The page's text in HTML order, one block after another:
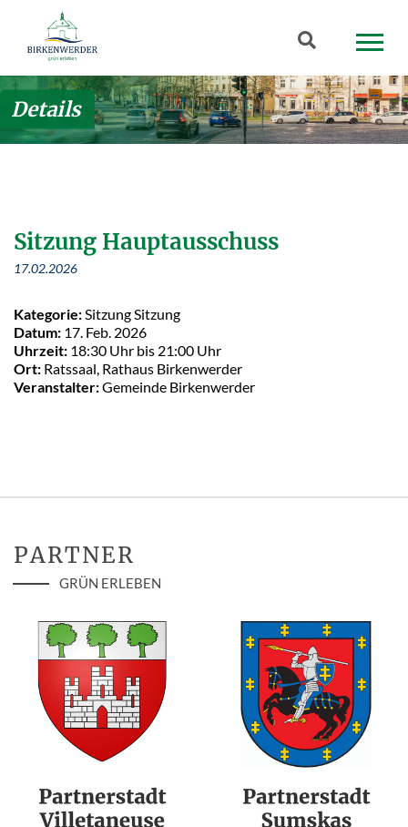
Zum Hauptinhalt springen
Suchbegriff
Details
Sitzung Hauptausschuss
17.02.2026
Kategorie: Sitzung Sitzung
Datum: 17. Feb. 2026
Uhrzeit: 18:30 Uhr bis 21:00 Uhr
Ort: Ratssaal, Rathaus Birkenwerder
Veranstalter:Gemeinde Birkenwerder
PARTNER
GRÜN ERLEBEN